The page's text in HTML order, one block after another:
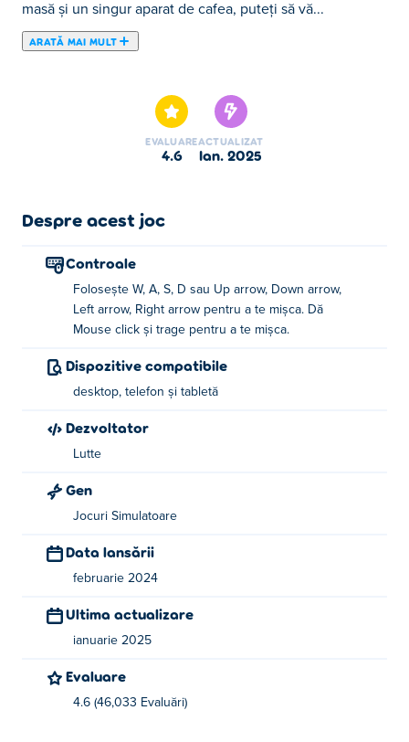
masă și un singur aparat de cafea, puteți să vă...
ARATĂ MAI MULT
conduci o cafenea plină de viață! Începeți cu o singură
masă și un singur aparat de cafea, puteți să vă stabiliți și
să vă gestionați propriul loc de cafea confortabil. Pregătiți
îmbunătăți cafeneaua, pentru a recruta asistenți și pentru
cafenea pentru pisici din oraș?
Cum să joci Cat Coffee Shop?
Mutare: WASD sau tastele săgeată sau faceți clic și
trageți
Cine a creat Cat Coffee Shop?
Cat Coffee Shop este creat de Lutte. Joacă celelalte
jocuri ale lor Poki:
Cum pot juca Cat Coffee Shop gratuit?
Pot să joc Cat Coffee Shop pe dispozitive
Cat Coffee Shop poate fi redat pe computer și pe
EVALUARE
4.6
ACTUALIZAT
ian. 2025
Despre acest joc
Controale
Folosește W, A, S, D sau Up arrow, Down arrow,
Left arrow, Right arrow pentru a te mișca. Dă
Mouse click și trage pentru a te mișca.
Dispozitive compatibile
desktop, telefon și tabletă
Dezvoltator
Lutte
Gen
Jocuri Simulatoare
Data lansării
februarie 2024
Ultima actualizare
ianuarie 2025
Evaluare
4.6 (46,033 Evaluări)